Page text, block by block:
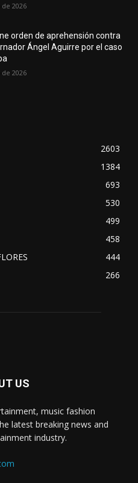
2026
orden de aprehensión contra
Ángel Aguirre por el caso
2026
2603
1384
693
530
499
458
444
266
US
music fashion
latest breaking news and
industry.